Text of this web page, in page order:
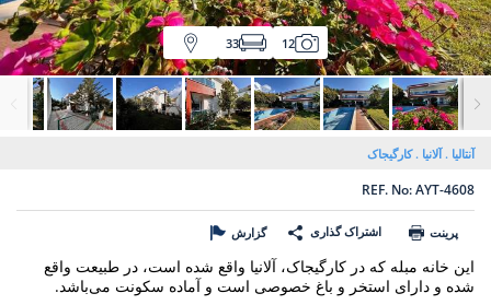
12
33
آنتالیا آلانیا کارگیجاک
REF. No: AYT-4608
پرینت اشتراک گذاری گزارش
این خانه مبله که در کارگیجاک، آلانیا واقع شده است، در طبیعت واقع
شده و دارای استخر و باغ خصوصی است و آماده سکونت می‌باشد.